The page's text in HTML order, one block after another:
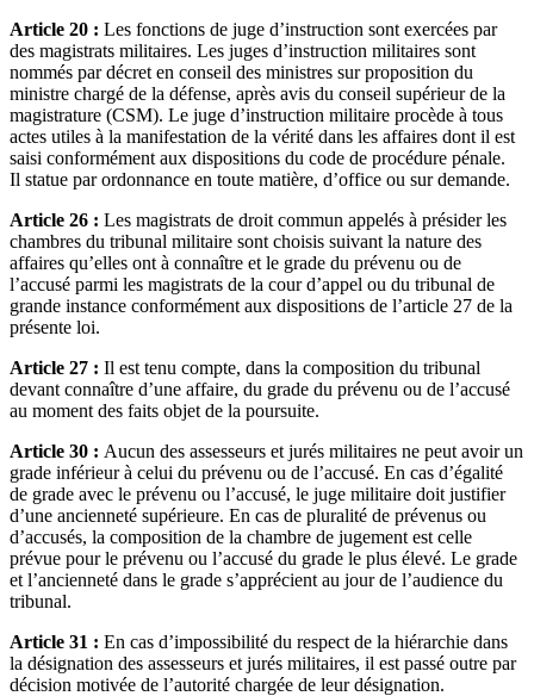
Article 20 : Les fonctions de juge d’instruction sont exercées par
des magistrats militaires. Les juges d’instruction militaires sont
nommés par décret en conseil des ministres sur proposition du
ministre chargé de la défense, après avis du conseil supérieur de la
magistrature (CSM). Le juge d’instruction militaire procède à tous
actes utiles à la manifestation de la vérité dans les affaires dont il est
saisi conformément aux dispositions du code de procédure pénale.
Il statue par ordonnance en toute matière, d’office ou sur demande.
Article 26 : Les magistrats de droit commun appelés à présider les
chambres du tribunal militaire sont choisis suivant la nature des
affaires qu’elles ont à connaître et le grade du prévenu ou de
l’accusé parmi les magistrats de la cour d’appel ou du tribunal de
grande instance conformément aux dispositions de l’article 27 de la
présente loi.
Article 27 : Il est tenu compte, dans la composition du tribunal
devant connaître d’une affaire, du grade du prévenu ou de l’accusé
au moment des faits objet de la poursuite.
Article 30 : Aucun des assesseurs et jurés militaires ne peut avoir un
grade inférieur à celui du prévenu ou de l’accusé. En cas d’égalité
de grade avec le prévenu ou l’accusé, le juge militaire doit justifier
d’une ancienneté supérieure. En cas de pluralité de prévenus ou
d’accusés, la composition de la chambre de jugement est celle
prévue pour le prévenu ou l’accusé du grade le plus élevé. Le grade
et l’ancienneté dans le grade s’apprécient au jour de l’audience du
tribunal.
Article 31 : En cas d’impossibilité du respect de la hiérarchie dans
la désignation des assesseurs et jurés militaires, il est passé outre par
décision motivée de l’autorité chargée de leur désignation.